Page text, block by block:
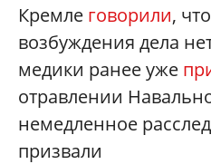
Кремле говорили,
возбуждения дела
медики ранее уже
отравлении
немедленное
призвали